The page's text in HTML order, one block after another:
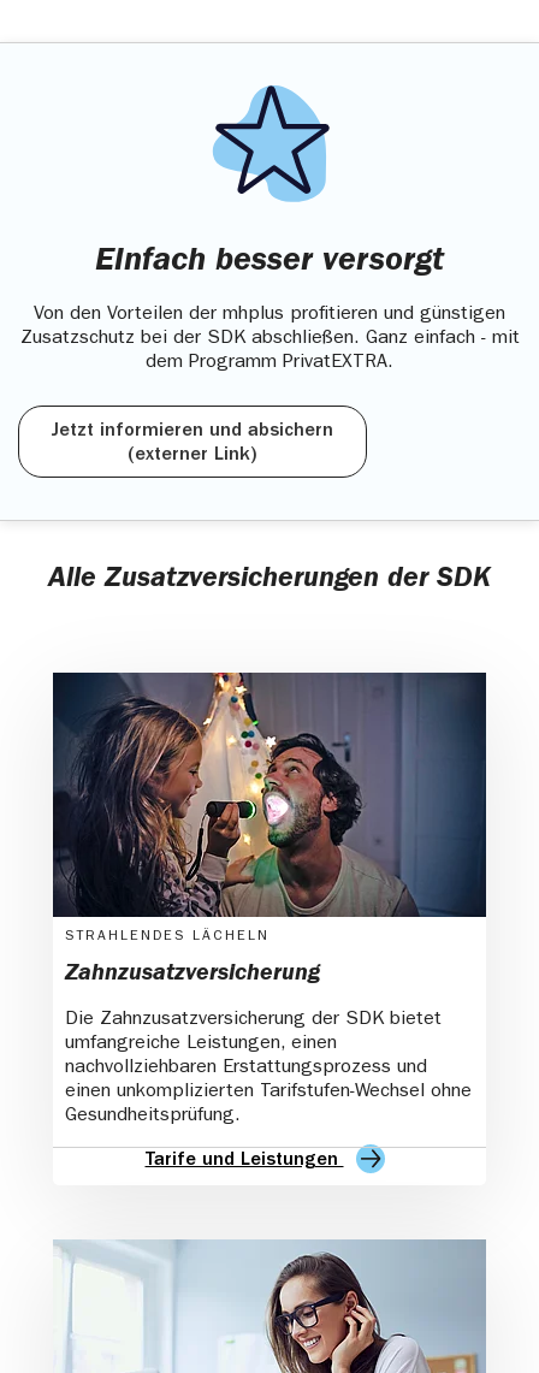
Einfach besser versorgt
Von den Vorteilen der mhplus profitieren und günstigen
Zusatzschutz bei der SDK abschließen. Ganz einfach - mit
dem Programm PrivatEXTRA.
Jetzt informieren und absichern
(externer Link)
Alle Zusatzversicherungen der SDK
STRAHLENDES LÄCHELN
Zahnzusatzversicherung
Die Zahnzusatzversicherung der SDK bietet
umfangreiche Leistungen, einen
nachvollziehbaren Erstattungsprozess und
einen unkomplizierten Tarifstufen-Wechsel ohne
Gesundheitsprüfung.
Tarife und Leistungen